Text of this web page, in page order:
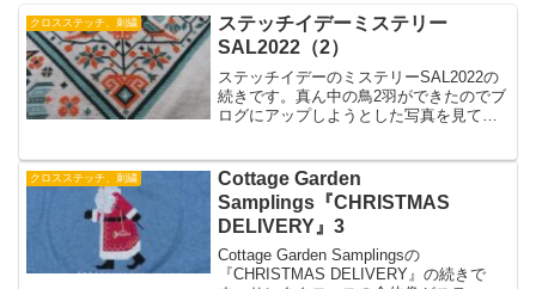
クロスステッチ、刺繍
ステッチイデーミステリー
SAL2022（2）
ステッチイデーのミステリーSAL2022の
続きです。真ん中の鳥2羽ができたのでブ
ログにアップしようとした写真を見てミ
す。一旦は止めるのですが、時間が経つ
とステッチしたくなります。
クロスステッチ、刺繍
Cottage Garden
Samplings『CHRISTMAS
DELIVERY』3
Cottage Garden Samplingsの
『CHRISTMAS DELIVERY』の続きで